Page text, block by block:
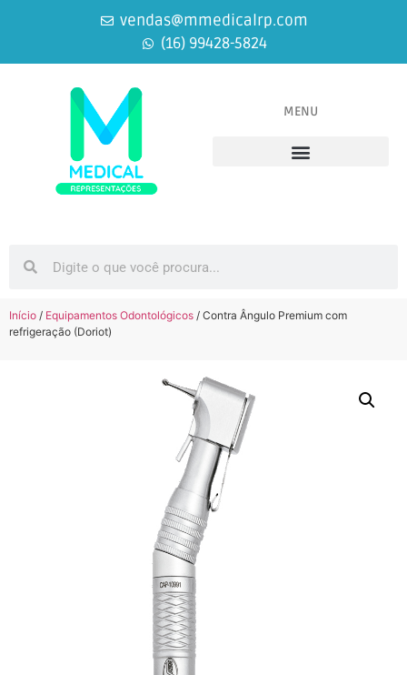
vendas@mmedicalrp.com
(16) 99428-5824
MENU
Início / Equipamentos Odontológicos / Contra Ângulo Premium com
refrigeração (Doriot)